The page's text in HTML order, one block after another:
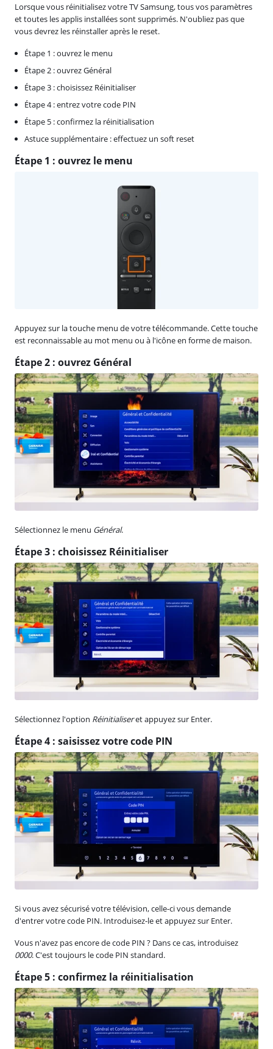
Lorsque vous réinitialisez votre TV Samsung, tous vos paramètres
et toutes les applis installées sont supprimés. N'oubliez pas que
vous devrez les réinstaller après le reset.
Étape 1 : ouvrez le menu
Étape 2 : ouvrez Général
Étape 3 : choisissez Réinitialiser
Étape 4 : entrez votre code PIN
Étape 5 : confirmez la réinitialisation
Astuce supplémentaire : effectuez un soft reset
Étape 1 : ouvrez le menu
Appuyez sur la touche menu de votre télécommande. Cette touche
est reconnaissable au mot menu ou à l'icône en forme de maison.
Étape 2 : ouvrez Général
Sélectionnez le menu Général.
Étape 3 : choisissez Réinitialiser
Sélectionnez l'option Réinitialiseret appuyez sur Enter.
Étape 4 : saisissez votre code PIN
Si vous avez sécurisé votre télévision, celle-ci vous demande
d'entrer votre code PIN. Introduisez-le et appuyez sur Enter.
Vous n'avez pas encore de code PIN ? Dans ce cas, introduisez
0000. C'est toujours le code PIN standard.
Étape 5 : confirmez la réinitialisation